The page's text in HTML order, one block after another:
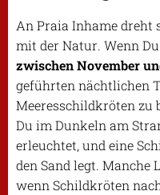
An Praia Inhame dreht
mit der Natur. Wenn
zwischen November
geführten nächtlichen
Meeresschildkröten zu
Du im Dunkeln am
erleuchtet, und eine
den Sand legt. Manche
wenn Schildkröten